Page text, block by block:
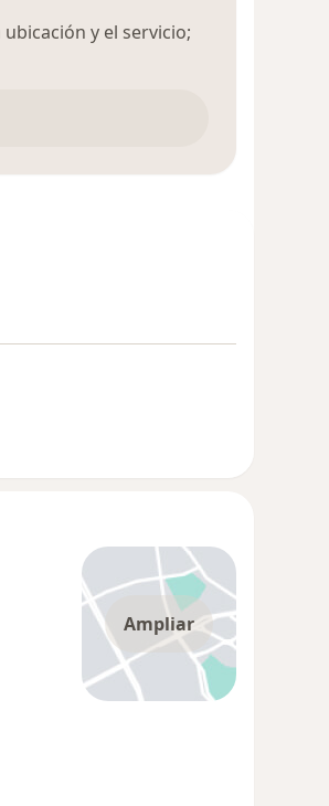
digna y responsable,
de nuestros
las labores y actividades
oportunidad.
humano a nuestros
y el servicio;
Ampliar